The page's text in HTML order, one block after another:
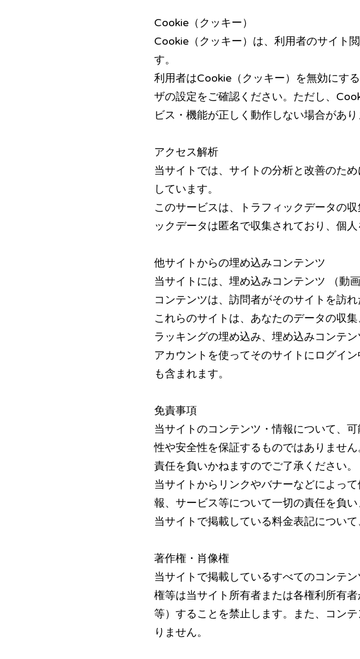
Cookie（クッキー）
Cookie（クッキー）は、利用者のサイト
す。
利用者はCookie（クッキー）を無効にす
ザの設定をご確認ください。ただし、
ビス・機能が正しく動作しない場合があり
アクセス解析
当サイトでは、サイトの分析と改善のた
しています。
このサービスは、トラフィックデータの
ックデータは匿名で収集されており、個
他サイトからの埋め込みコンテンツ
当サイトには、埋め込みコンテンツ （動
コンテンツは、訪問者がそのサイトを訪
これらのサイトは、あなたのデータの収
ラッキングの埋め込み、埋め込みコンテ
アカウントを使ってそのサイトにログイ
も含まれます。
免責事項
当サイトのコンテンツ・情報について、
性や安全性を保証するものではありませ
責任を負いかねますのでご了承ください。
当サイトからリンクやバナーなどによっ
報、サービス等について一切の責任を負い
当サイトで掲載している料金表記につい
著作権・肖像権
当サイトで掲載しているすべてのコンテ
権等は当サイト所有者または各権利所有
等）することを禁止します。また、コン
りません。